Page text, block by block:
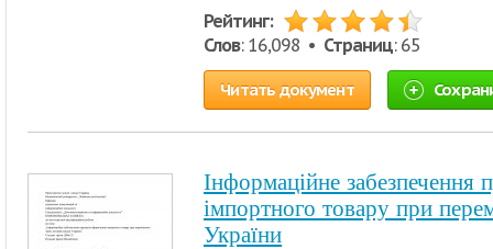
Рейтинг:
Слов: 16,098 • Страниц: 65
Читать документ
Інформаційне забезпечення
імпортного товару при
України